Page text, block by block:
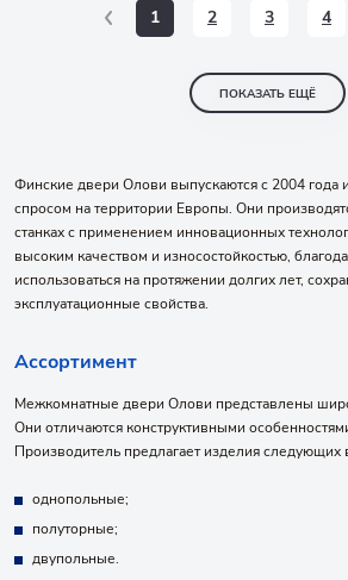
1 2 3 4
ПОКАЗАТЬ ЕЩЁ
Финские двери Олови выпускаются с 2004 года
спросом на территории Европы. Они
станках с применением инновационных
высоким качеством и износостойкостью,
использоваться на протяжении долгих лет,
эксплуатационные свойства.
Ассортимент
Межкомнатные двери Олови представлены
Они отличаются конструктивными
Производитель предлагает изделия следующих
однопольные;
полуторные;
двупольные.